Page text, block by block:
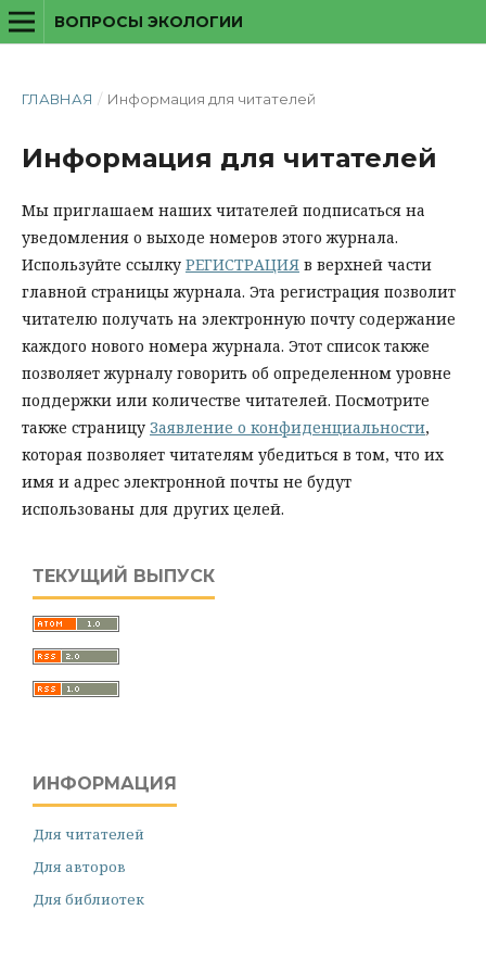
ВОПРОСЫ ЭКОЛОГИИ
ГЛАВНАЯ / Информация для читателей
Информация для читателей
Мы приглашаем наших читателей подписаться на
уведомления о выходе номеров этого журнала.
Используйте ссылку РЕГИСТРАЦИЯ в верхней части
главной страницы журнала. Эта регистрация позволит
читателю получать на электронную почту содержание
каждого нового номера журнала. Этот список также
позволяет журналу говорить об определенном уровне
поддержки или количестве читателей. Посмотрите
также страницу Заявление о конфиденциальности,
которая позволяет читателям убедиться в том, что их
имя и адрес электронной почты не будут
использованы для других целей.
ТЕКУЩИЙ ВЫПУСК
ИНФОРМАЦИЯ
Для читателей
Для авторов
Для библиотек